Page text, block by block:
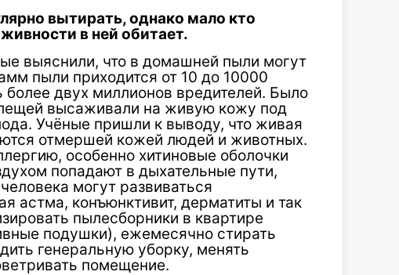
вытирать, однако мало кто
в ней обитает.
выяснили, что в домашней пыли могут
пыли приходится от 10 до 10000
более двух миллионов вредителей. Было
высаживали на живую кожу под
Учёные пришли к выводу, что живая
отмершей кожей людей и животных.
особенно хитиновые оболочки
попадают в дыхательные пути,
могут развиваться
астма, конъюнктивит, дерматиты и так
пылесборники в квартире
подушки), ежемесячно стирать
генеральную уборку, менять
помещение.